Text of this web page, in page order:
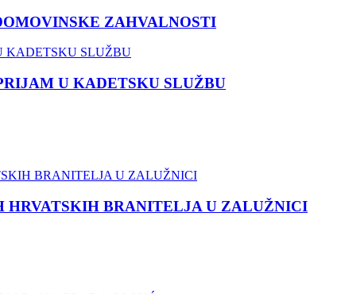
ZAHVALNOSTI
U KADETSKU SLUŽBU
HRVATSKIH BRANITELJA U ZALUŽNICI